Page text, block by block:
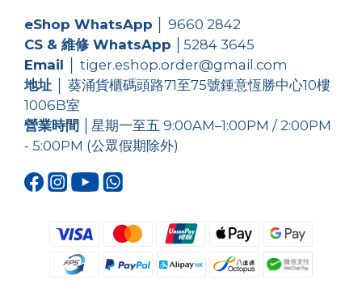
eShop WhatsApp
9660 2842
CS & 維修 WhatsApp
5284 3645
Email
│ tiger.eshop.order@gmail.com
地址
│ 葵涌貨櫃碼頭路71至75號鍾意恆勝中心10樓
1006B室
營業時間 │星期一至五 9:00AM–1:00PM / 2:00PM
- 5:00PM (公眾假期除外)